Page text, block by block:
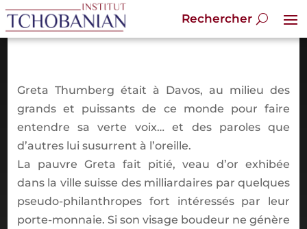
Greta Thumberg était à Davos, au milieu des
grands et puissants de ce monde pour faire
entendre sa verte voix… et des paroles que
d’autres lui susurrent à l’oreille.
La pauvre Greta fait pitié, veau d’or exhibée
dans la ville suisse des milliardaires par quelques
pseudo-philanthropes fort intéressés par leur
porte-monnaie. Si son visage boudeur ne génère